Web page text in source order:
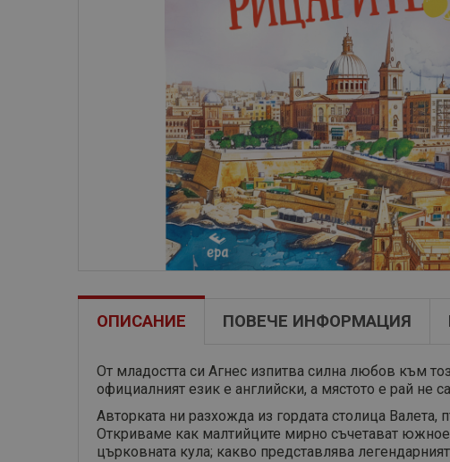
ОПИСАНИЕ ПОВЕЧЕ ИНФОРМАЦИЯ
От младостта си Агнес изпитва силна любов към
официалният език е английски, а мястото е рай не
Авторката ни разхожда из гордата столица
Откриваме как малтийците мирно съчетават
църковната кула; какво представлява